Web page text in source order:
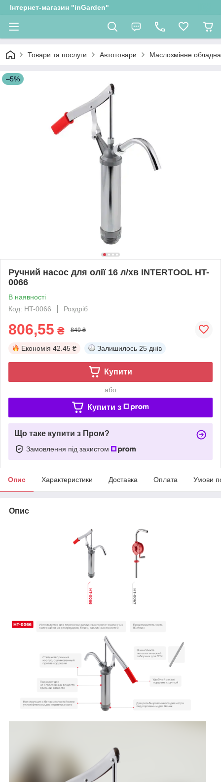
Інтернет-магазин "inGarden"
Товари та послуги Автотовари Маслозмінне
–5%
Ручний насос для олії 16 л/хв INTERTOOL HT-
0066
В наявності
Код: HT-0066
Роздріб
806,55 ₴ 849 ₴
Економія 42.45 ₴ Залишилось 25 днів
Купити
або
Купити з
Що таке купити з Пром?
Замовлення під захистом
Опис Характеристики Доставка Оплата Умови
Опис